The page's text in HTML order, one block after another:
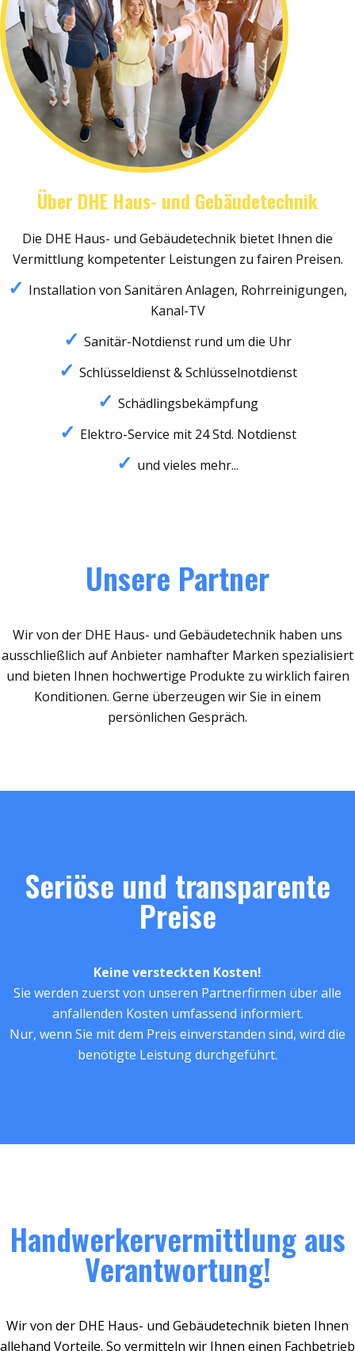
Über DHE Haus- und Gebäudetechnik
Die DHE Haus- und Gebäudetechnik bietet Ihnen die
Vermittlung kompetenter Leistungen zu fairen Preisen.
Installation von Sanitären Anlagen, Rohrreinigungen,
Kanal-TV
Sanitär-Notdienst rund um die Uhr
Schlüsseldienst & Schlüsselnotdienst
Schädlingsbekämpfung
Elektro-Service mit 24 Std. Notdienst
und vieles mehr...
Unsere Partner
Wir von der DHE Haus- und Gebäudetechnik haben uns
ausschließlich auf Anbieter namhafter Marken spezialisiert
und bieten Ihnen hochwertige Produkte zu wirklich fairen
Konditionen. Gerne überzeugen wir Sie in einem
persönlichen Gespräch.
Seriöse und transparente
Preise
Keine versteckten Kosten!
Sie werden zuerst von unseren Partnerfirmen über alle
anfallenden Kosten umfassend informiert.
Nur, wenn Sie mit dem Preis einverstanden sind, wird die
benötigte Leistung durchgeführt.
Handwerkervermittlung aus
Verantwortung!
Wir von der DHE Haus- und Gebäudetechnik bieten Ihnen
allehand Vorteile. So vermitteln wir Ihnen einen Fachbetrieb